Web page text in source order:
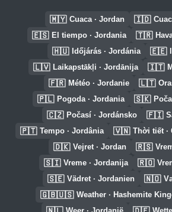
🇲🇾 Cuaca · Jordan 🇮🇩
🇪🇸 El tiempo · Jordania 🇹🇷
🇭🇺 Időjárás · Jordánia 🇪🇪
🇱🇻 Laikapstākļi · Jordānija 🇮🇹
🇫🇷 Météo · Jordanie 🇱🇹
🇵🇱 Pogoda · Jordania 🇸🇰
🇨🇿 Počasí · Jordánsko 🇫🇮
🇵🇹 Tempo · Jordânia 🇻🇳 Thời tiết ·
🇩🇰 Vejret · Jordan 🇷🇸
🇸🇮 Vreme · Jordanija 🇷🇴
🇸🇪 Vädret · Jordanien 🇳🇴
🇬🇧🇺🇸 Weather · Hashemite